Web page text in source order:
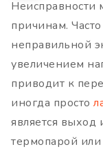
Неисправности
причинам.
неправильной
увеличением
приводит к
иногда просто
является выход
термопарой